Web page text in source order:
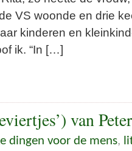
VS woonde en drie
kinderen en
ik. “In […]
van
dingen voor de mens,